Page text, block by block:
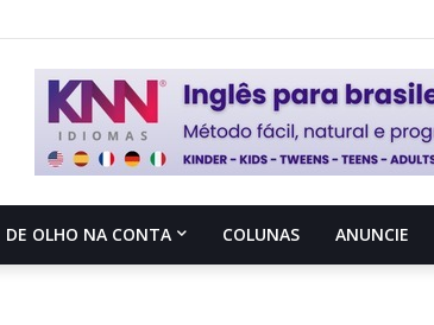
DE OLHO NA CONTA COLUNAS ANUNCIE